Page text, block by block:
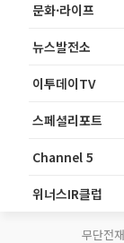
문화·라이프
뉴스발전소
이투데이TV
스페셜리포트
Channel 5
위너스IR클럽
무단전